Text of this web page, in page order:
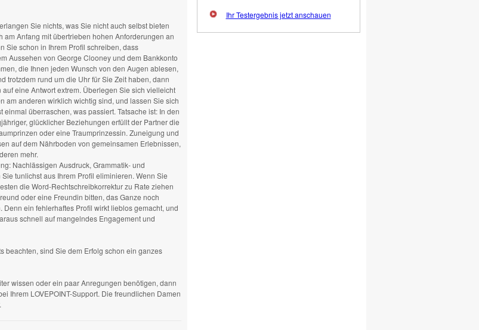
Ihr Testergebnis jetzt anschauen
Sie nichts, was Sie nicht auch selbst bieten
am Anfang mit übertrieben hohen Anforderungen an
Sie schon in Ihrem Profil schreiben, dass
Aussehen von George Clooney und dem Bankkonto
die Ihnen jeden Wunsch von den Augen ablesen,
trotzdem rund um die Uhr für Sie Zeit haben, dann
eine Antwort extrem. Überlegen Sie sich vielleicht
am anderen wirklich wichtig sind, und lassen Sie sich
einmal überraschen, was passiert. Tatsache ist: In den
glücklicher Beziehungen erfüllt der Partner die
oder eine Traumprinzessin. Zuneigung und
auf dem Nährboden von gemeinsamen Erlebnissen,
mehr.
Nachlässigen Ausdruck, Grammatik- und
tunlichst aus Ihrem Profil eliminieren. Wenn Sie
die Word-Rechtschreibkorrektur zu Rate ziehen
oder eine Freundin bitten, das Ganze noch
Denn ein fehlerhaftes Profil wirkt lieblos gemacht, und
schnell auf mangelndes Engagement und
beachten, sind Sie dem Erfolg schon ein ganzes
wissen oder ein paar Anregungen benötigen, dann
Ihrem LOVEPOINT-Support. Die freundlichen Damen